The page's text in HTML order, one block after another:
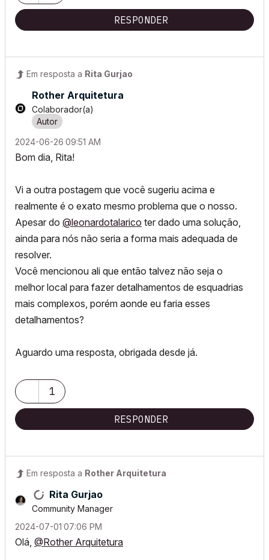
RESPONDER
Em resposta a Rita Gurjao
Rother Arquitetura
Colaborador(a)
‎2024-06-26 09:51 AM
Bom dia, Rita!
Vi a outra postagem que você sugeriu acima e
realmente é o exato mesmo problema que o nosso.
Apesar do @leonardotalarico ter dado uma solução,
ainda para nós não seria a forma mais adequada de
resolver.
Você mencionou ali que então talvez não seja o
melhor local para fazer detalhamentos de esquadrias
mais complexos, porém aonde eu faria esses
detalhamentos?
Aguardo uma resposta, obrigada desde já.
1
RESPONDER
Em resposta a Rother Arquitetura
Rita Gurjao
Community Manager
‎2024-07-01 07:06 PM
Olá, @Rother Arquitetura